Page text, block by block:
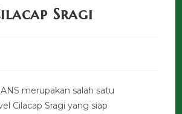
Sragi
merupakan salah satu
Cilacap Sragi yang siap